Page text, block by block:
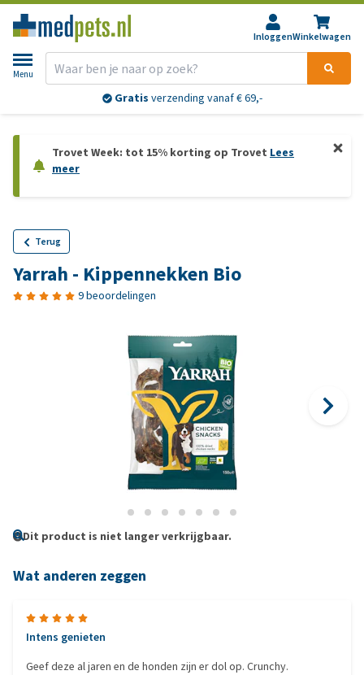
InloggenWinkelwagen
Menu
Gratis verzending vanaf € 69,-
Trovet Week: tot 15% korting op Trovet Lees
meer
Terug
Yarrah - Kippennekken Bio
9 beoordelingen
Dit product is niet langer verkrijgbaar.
Wat anderen zeggen
Intens genieten
Geef deze al jaren en de honden zijn er dol op. Crunchy.